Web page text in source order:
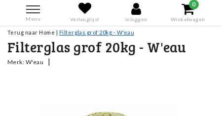
Menu Verlanglijst Inloggen
0
Winkelwagen
Terug naar Home | Filterglas grof 20kg - W'eau
Filterglas grof 20kg - W'eau
Merk: W'eau |